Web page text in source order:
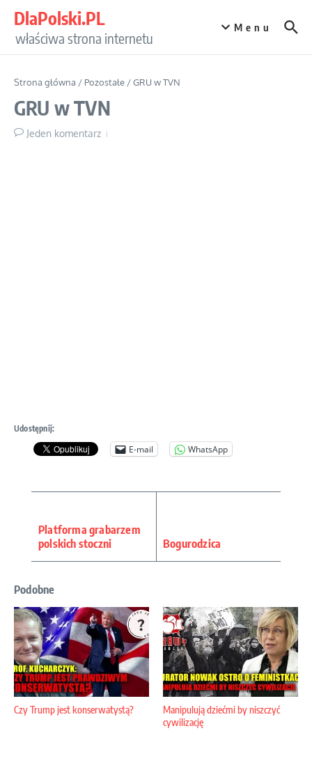
DlaPolski.PL
właściwa strona internetu
Menu
Strona główna / Pozostałe /GRU w TVN
GRU w TVN
Jeden komentarz
Udostępnij:
E-mail WhatsApp
Platforma grabarzem
polskich stoczni
Bogurodzica
Podobne
Czy Trump jest konserwatystą?
Manipulują dziećmi by niszczyć
cywilizację